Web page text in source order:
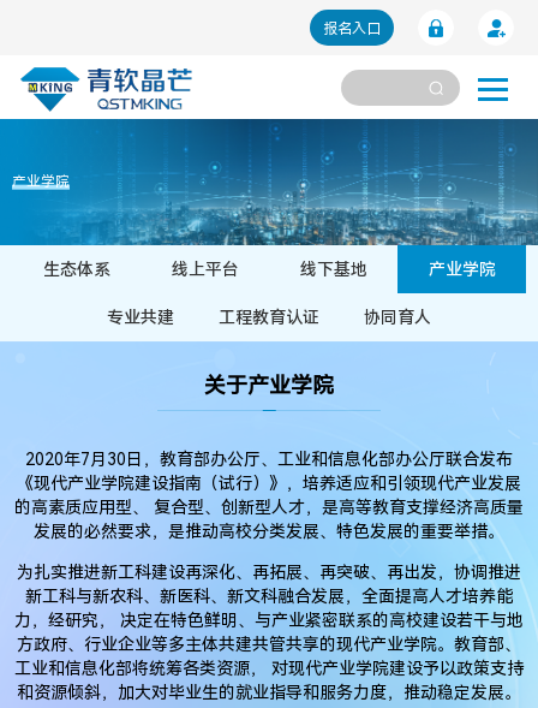
报名入口
产业学院
生态体系 线上平台 线下基地 产业学院
专业共建 工程教育认证 协同育人
关于产业学院
2020年7月30日，教育部办公厅、工业和信息化部办公厅联合发布
《现代产业学院建设指南（试行）》，培养适应和引领现代产业发展
的高素质应用型、 复合型、创新型人才，是高等教育支撑经济高质量
发展的必然要求，是推动高校分类发展、特色发展的重要举措。
为扎实推进新工科建设再深化、再拓展、再突破、再出发，协调推进
新工科与新农科、新医科、新文科融合发展，全面提高人才培养能
力，经研究， 决定在特色鲜明、与产业紧密联系的高校建设若干与地
方政府、行业企业等多主体共建共管共享的现代产业学院。教育部、
工业和信息化部将统筹各类资源， 对现代产业学院建设予以政策支持
和资源倾斜，加大对毕业生的就业指导和服务力度，推动稳定发展。